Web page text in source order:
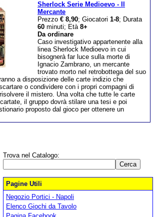
Sherlock Serie Medioevo - Il
Mercante
Prezzo € 8,90; Giocatori 1-8; Durata
60 minuti; Età 8+
Da ordinare
Caso investigativo appartenente alla
linea Sherlock Medioevo in cui
bisognerà far luce sulla morte di
Ignacio Zambrano, un mercante
trovato morto nel retrobottega del suo
a disposizione delle carte indizio che
o condividere con i propri compagni di
il mistero. Una volta che tutte le carte
il gruppo dovrà stilare una tesi e poi
proposto dal gioco per ottenere un
Trova nel Catalogo:
Pagine Utili
Negozio Portici - Napoli
Elenco Giochi da Tavolo